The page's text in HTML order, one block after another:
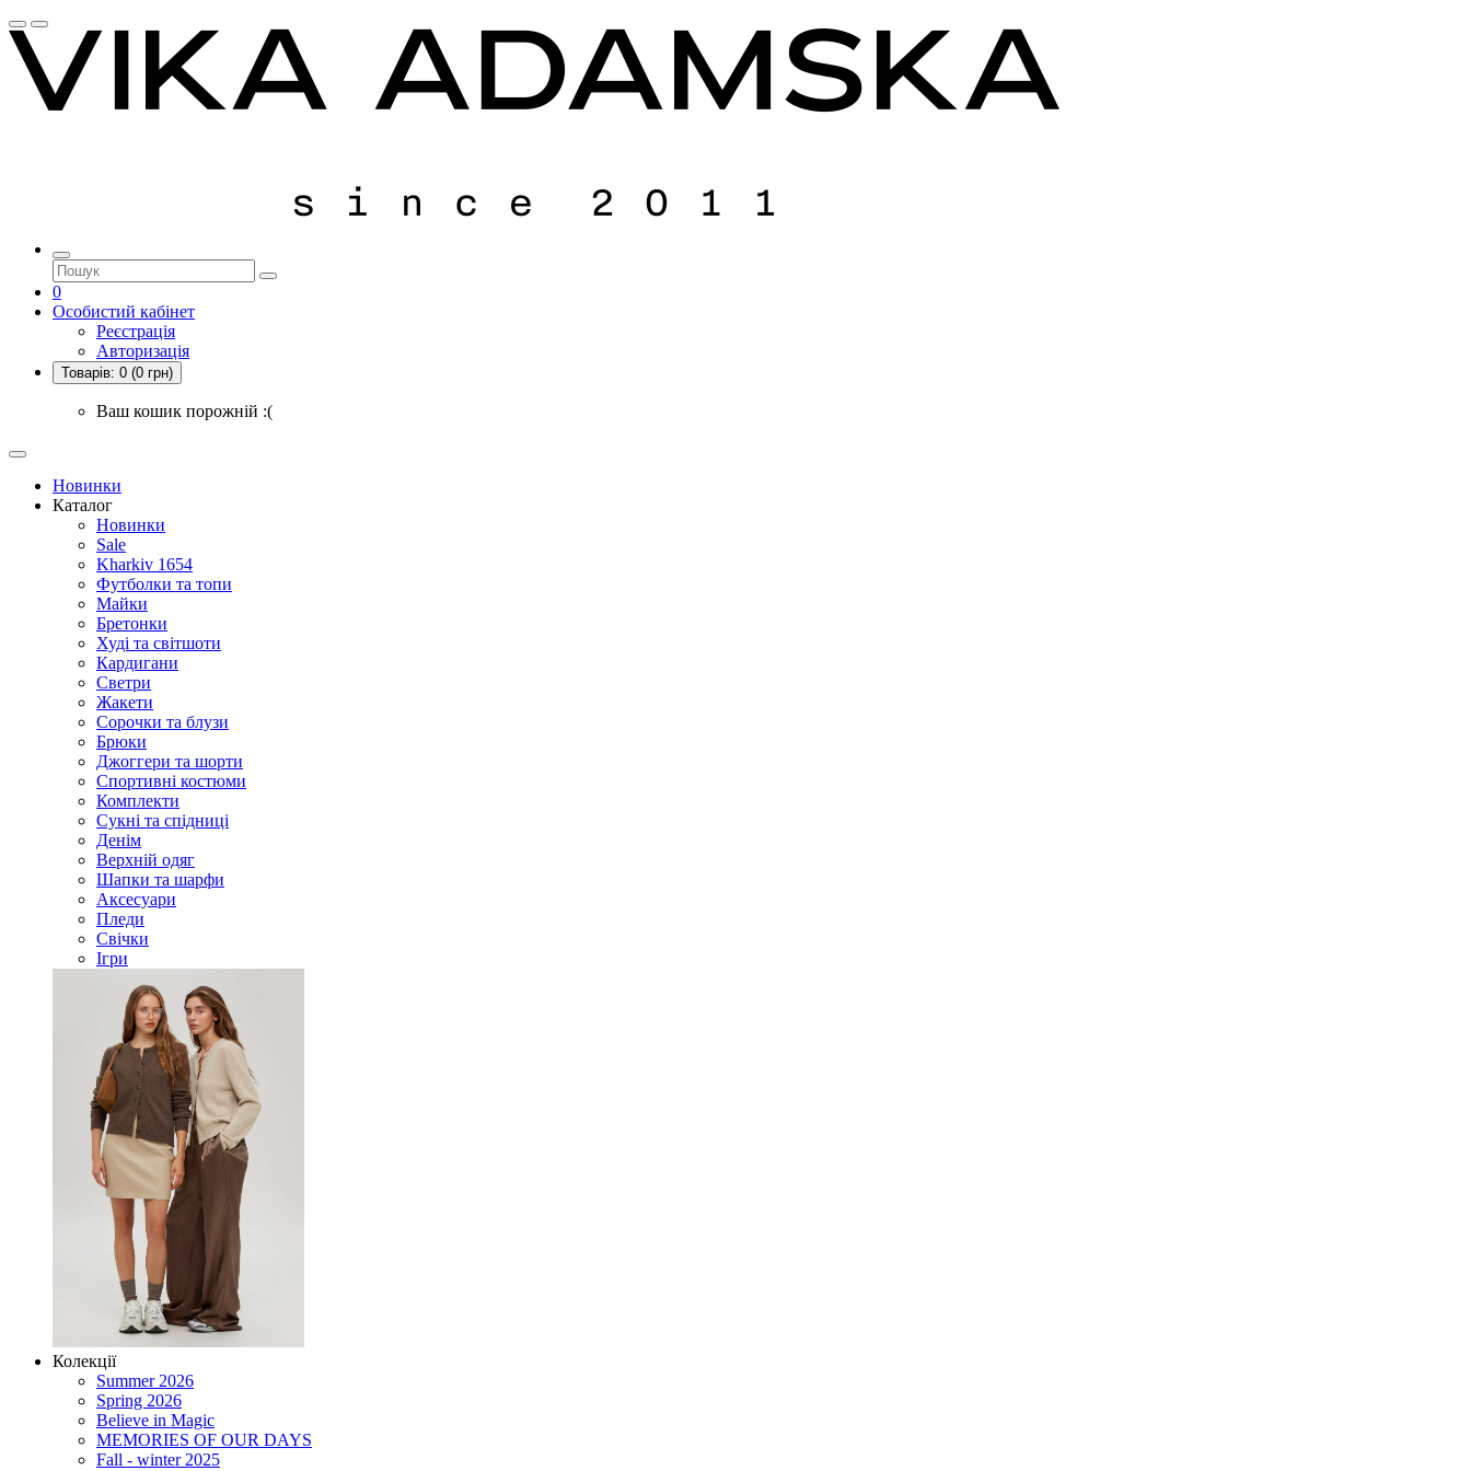
0
Особистий кабінет
Реєстрація
Авторизація
Товарів: 0 (0 грн)
Ваш кошик порожній :(
Новинки
Каталог
Новинки
Sale
Kharkiv 1654
Футболки та топи
Майки
Бретонки
Худі та світшоти
Кардигани
Светри
Жакети
Сорочки та блузи
Брюки
Джоггери та шорти
Спортивні костюми
Комплекти
Сукні та спідниці
Денім
Верхній одяг
Шапки та шарфи
Аксесуари
Пледи
Свічки
Ігри
Колекції
Summer 2026
Spring 2026
Believe in Magic
MEMORIES OF OUR DAYS
Fall - winter 2025